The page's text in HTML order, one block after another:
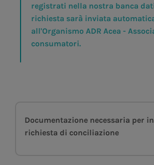
registrati nella nostra banca
richiesta sarà inviata
all'Organismo ADR Acea -
consumatori.
Documentazione necessaria per
richiesta di conciliazione